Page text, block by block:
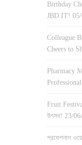
Birthday
JBD IT!
Colleague
Cheers to
Pharmacy
Fruit
উৎসব! 23/
প্রফেশনাল